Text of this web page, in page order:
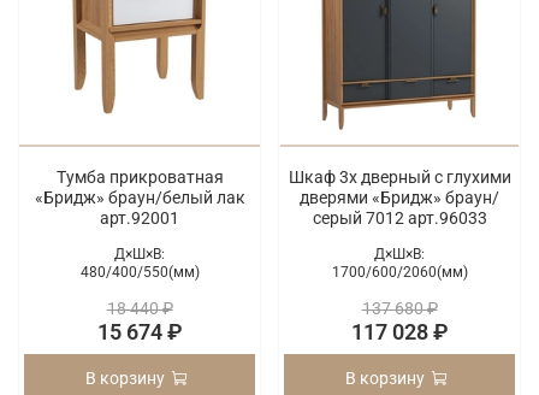
Тумба прикроватная
«Бридж» браун/белый лак
арт.92001
Д×Ш×В:
480/400/550(мм)
18 440 ₽
15 674 ₽
В корзину
Шкаф 3х дверный с глухими
дверями «Бридж» браун/
серый 7012 арт.96033
Д×Ш×В:
1700/600/2060(мм)
137 680 ₽
117 028 ₽
В корзину